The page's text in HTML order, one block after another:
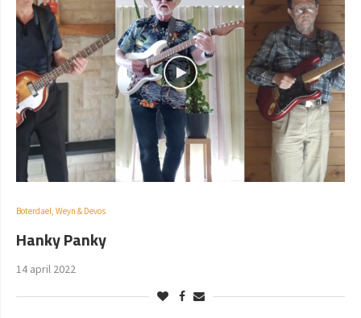
Boterdael, Weyn & Devos
Hanky Panky
14 april 2022